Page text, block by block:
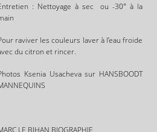
: Nettoyage à sec ou -30° à la
raviver les couleurs laver à l’eau froide
du citron et rincer.
Ksenia Usacheva sur HANSBOODT
LE BIHAN BIOGRAPHIE